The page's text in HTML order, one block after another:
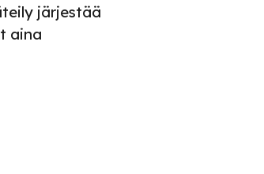
järjestää
aina